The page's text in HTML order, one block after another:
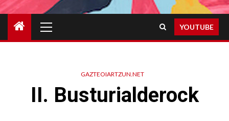
Menu
YOUTUBE
GAZTEOIARTZUN.NET
II. Busturialderock